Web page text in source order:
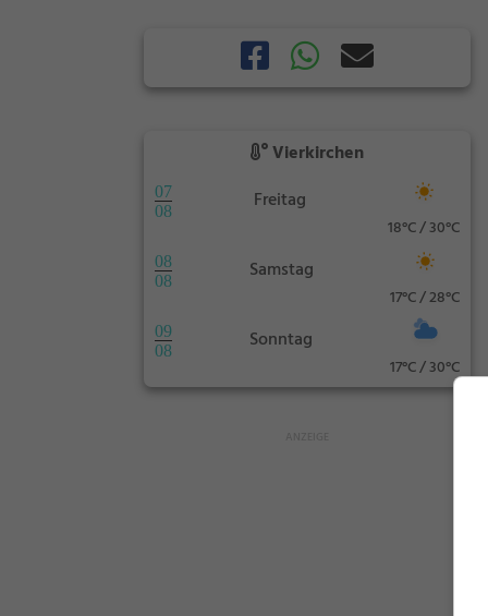
Vierkirchen
07
08
Freitag
18°C / 30°C
08
08
Samstag
17°C / 28°C
09
08
Sonntag
17°C / 30°C